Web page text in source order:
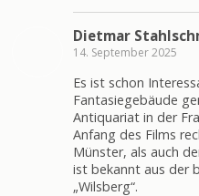
Dietmar
14. September 2025
Es ist schon
Fantasiegebäude
Antiquariat in der
Anfang des Films
Münster, als auch
ist bekannt aus der
„Wilsberg“.